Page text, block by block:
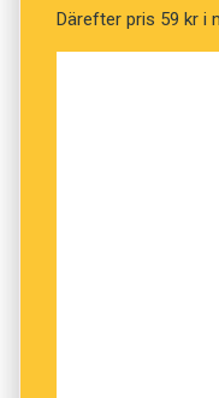
Därefter pris 59 kr i